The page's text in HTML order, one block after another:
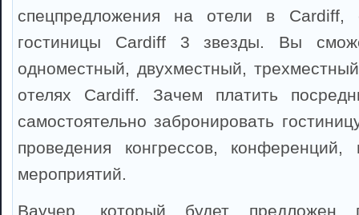
спецпредложения на отели в Cardiff,
гостиницы Cardiff 3 звезды. Вы
одноместный, двухместный,
отелях Cardiff. Зачем платить
самостоятельно забронировать
проведения конгрессов, конференций,
мероприятий.
Ваучер, который будет предложен